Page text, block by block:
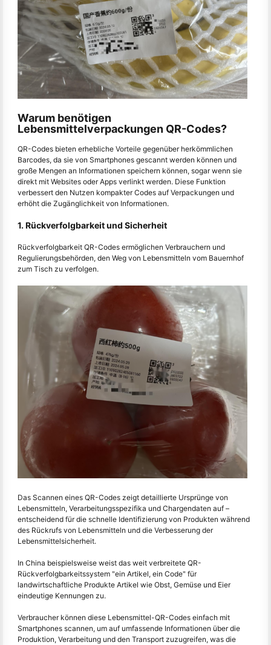
Warum benötigen
Lebensmittelverpackungen QR-Codes?
QR-Codes bieten erhebliche Vorteile gegenüber herkömmlichen
Barcodes, da sie von Smartphones gescannt werden können und
große Mengen an Informationen speichern können, sogar wenn sie
direkt mit Websites oder Apps verlinkt werden. Diese Funktion
verbessert den Nutzen kompakter Codes auf Verpackungen und
erhöht die Zugänglichkeit von Informationen.
1. Rückverfolgbarkeit und Sicherheit
Rückverfolgbarkeit QR-Codes ermöglichen Verbrauchern und
Regulierungsbehörden, den Weg von Lebensmitteln vom Bauernhof
zum Tisch zu verfolgen.
Das Scannen eines QR-Codes zeigt detaillierte Ursprünge von
Lebensmitteln, Verarbeitungsspezifika und Chargendaten auf –
entscheidend für die schnelle Identifizierung von Produkten während
des Rückrufs von Lebensmitteln und die Verbesserung der
Lebensmittelsicherheit.
In China beispielsweise weist das weit verbreitete QR-
Rückverfolgbarkeitssystem "ein Artikel, ein Code" für
landwirtschaftliche Produkte Artikel wie Obst, Gemüse und Eier
eindeutige Kennungen zu.
Verbraucher können diese Lebensmittel-QR-Codes einfach mit
Smartphones scannen, um auf umfassende Informationen über die
Produktion, Verarbeitung und den Transport zuzugreifen, was die